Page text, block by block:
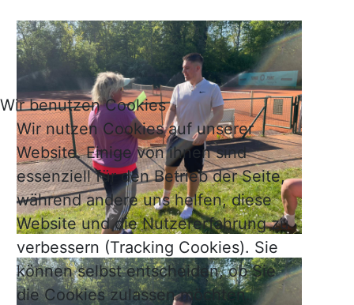
Wir benutzen Cookies
Wir nutzen Cookies auf unserer
Website. Einige von ihnen sind
essenziell für den Betrieb der Seite,
während andere uns helfen, diese
Website und die Nutzererfahrung zu
verbessern (Tracking Cookies). Sie
können selbst entscheiden, ob Sie
die Cookies zulassen möchten.